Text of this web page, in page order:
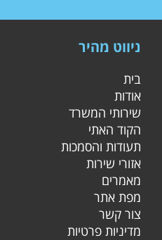
ניווט מהיר
בית
אודות
שירותי המשרד
הקוד האתי
תעודות והסמכות
אזורי שירות
מאמרים
מפת אתר
צור קשר
מדיניות פרטיות